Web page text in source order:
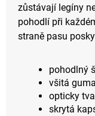
zůstávají legíny
pohodlí při
straně pasu
pohodlný
všitá
opticky
skrytá